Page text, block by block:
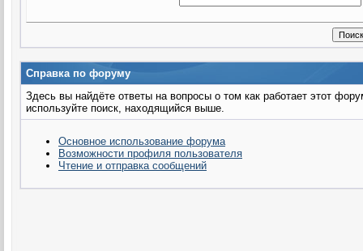
Справка по форуму
Здесь вы найдёте ответы на вопросы о том как работает этот
используйте поиск, находящийся выше.
Основное использование форума
Возможности профиля пользователя
Чтение и отправка сообщений